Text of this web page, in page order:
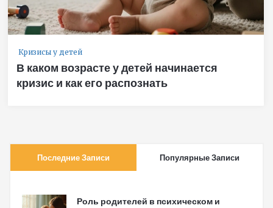
Кризисы у детей
В каком возрасте у детей начинается
кризис и как его распознать
Последние Записи Популярные Записи
Роль родителей в психическом и